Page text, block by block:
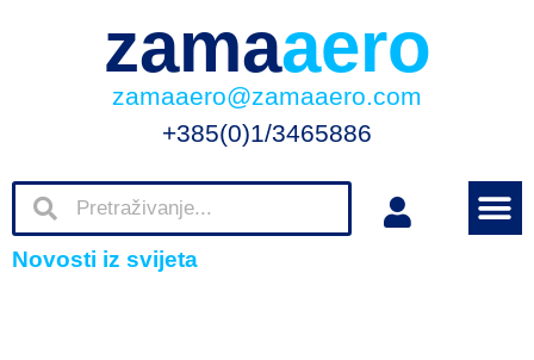
zamaaero
zamaaero@zamaaero.com
+385(0)1/3465886
Novosti iz svijeta